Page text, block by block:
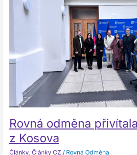
Rovná odměna
z Kosova
Články, Články CZ / Rovná Odměna